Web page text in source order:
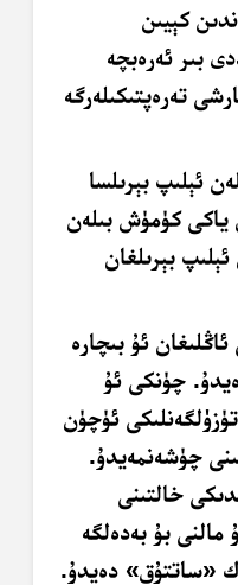
كېيىن
بىر ئەرەبچە
تەرەپتىكىلەرگە
ئېلىپ بېرىلسا
ياكى كۈمۈش بىلەن
بېرىلغان
ئۇ بىچارە
چۈنكى ئۇ
ئۈچۈن
چۈشەنمەيدۇ.
خالتىنى
بۇ بەدەلگە
«ساتتۇق» دەيدۇ.